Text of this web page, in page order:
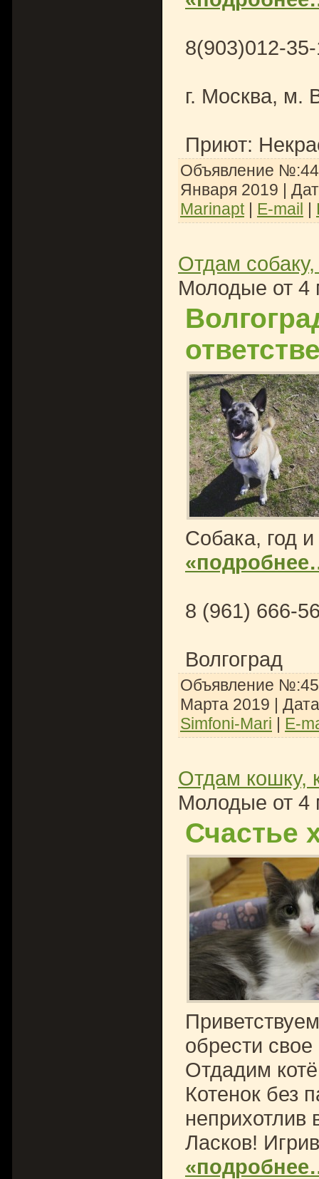
8(903)012-
г. Москва, м.
Приют:
Объявление
Января 2019 |
Marinapt| E-mail |
Отдам
Молодые от 4
Собака, год
8 (961) 666-
Волгоград
Объявление
Марта 2019 |
Simfoni-Mari | E-
Отдам кошку,
Молодые от 4
Счастье
обрести
Отдадим
Котенок без
неприхотлив
Ласков!